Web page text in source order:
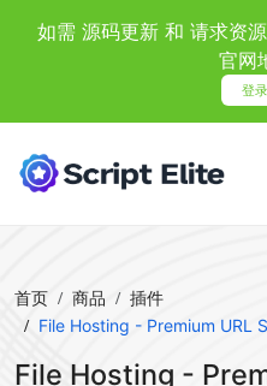
如需 源码更新 和 请求资
官网
登
首页 商品
插件
File Hosting - Premium URL
File Hosting -